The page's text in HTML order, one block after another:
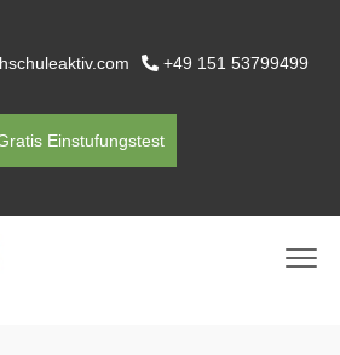
+49 151 53799499
Einstufungstest